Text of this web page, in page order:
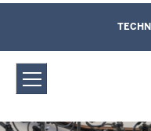
Amtsgericht
Sitzungstermine
Direkt zum Inhalt
Leichte Sprache,
und